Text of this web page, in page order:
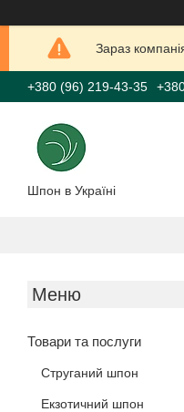
Зараз
+380 (96) 219-43-35
Шпон в Україні
Товари та послуги
Струганий шпон
Екзотичний шпон